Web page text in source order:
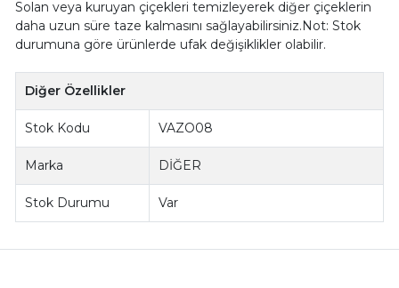
Solan veya kuruyan çiçekleri temizleyerek diğer çiçeklerin
daha uzun süre taze kalmasını sağlayabilirsiniz.Not: Stok
durumuna göre ürünlerde ufak değişiklikler olabilir.
Diğer Özellikler
Stok Kodu VAZO08
Marka DİĞER
Stok Durumu Var